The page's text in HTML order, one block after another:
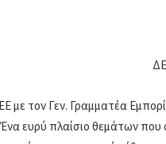
με τον Γεν. Γραμματέα
ευρύ πλαίσιο θεμάτων που